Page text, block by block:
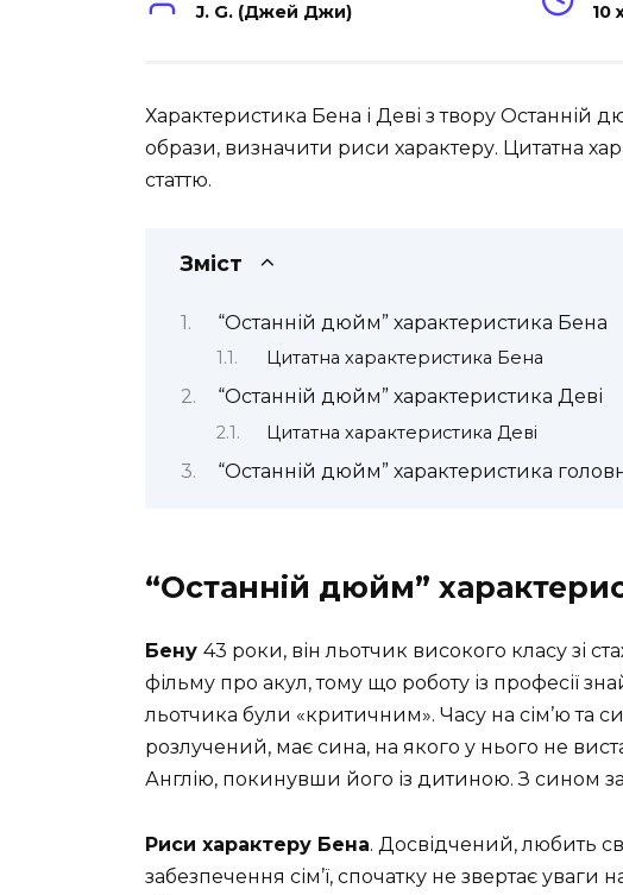
J. G. (Джей Джи) 10
Характеристика Бена і Деві з твору Останній
образи, визначити риси характеру. Цитатна
статтю.
Зміст
“Останній дюйм” характеристика Бена
Цитатна характеристика Бена
“Останній дюйм” характеристика Деві
Цитатна характеристика Деві
“Останній дюйм” характеристика
“Останній дюйм”
Бену 43 роки, він льотчик високого класу зі
фільму про акул, тому що роботу із професії
льотчика були «критичним». Часу на сім’ю та
розлучений, має сина, на якого у нього не
Англію, покинувши його із дитиною. З сином
Риси характеру Бена. Досвідчений, любить
забезпечення сім’ї, спочатку не звертає уваги